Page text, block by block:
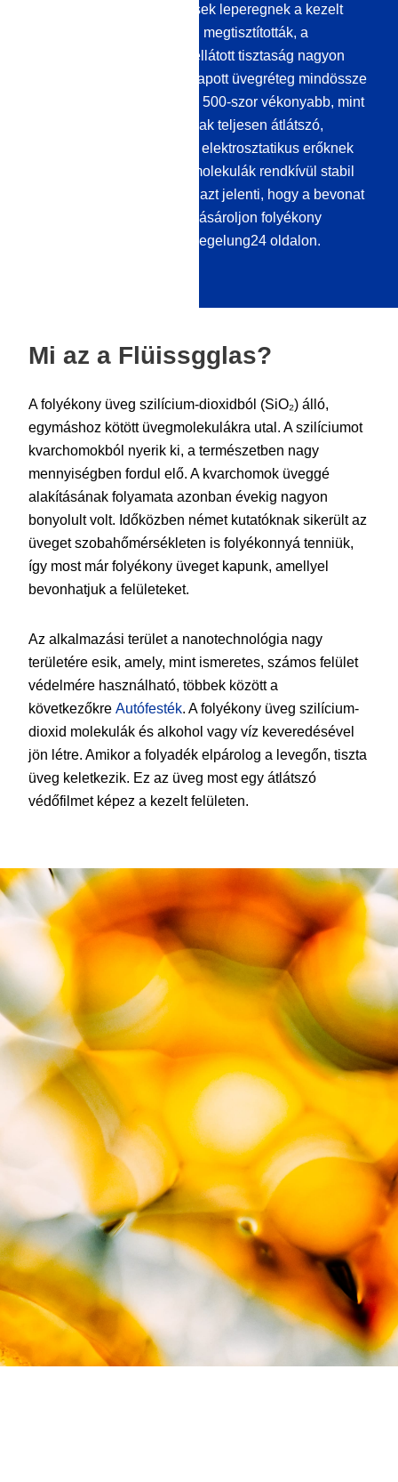
bennük lévő szennyeződések leperegnek a kezelt
felületről. Ha előzetesen jól megtisztították, a
folyékony üvegbevonattal ellátott tisztaság nagyon
sokáig megmarad. Az így kapott üvegréteg mindössze
100 nanométer vastag, ami 500-szor vékonyabb, mint
egy emberi hajszál. Nemcsak teljesen átlátszó,
hanem tapinthatatlan is. Az elektrosztatikus erőknek
köszönhetően a szilícium molekulák rendkívül stabil
szerkezeteket alkotnak: Ez azt jelenti, hogy a bevonat
nagyon hosszú ideig tart. Vásároljon folyékony
üvegtömítő anyagot a Versiegelung24 oldalon.
Mi az a Flüissgglas?
A folyékony üveg szilícium-dioxidból (SiO₂) álló,
egymáshoz kötött üvegmolekulákra utal. A szilíciumot
kvarchomokból nyerik ki, a természetben nagy
mennyiségben fordul elő. A kvarchomok üveggé
alakításának folyamata azonban évekig nagyon
bonyolult volt. Időközben német kutatóknak sikerült az
üveget szobahőmérsékleten is folyékonnyá tenniük,
így most már folyékony üveget kapunk, amellyel
bevonhatjuk a felületeket.
Az alkalmazási terület a nanotechnológia nagy
területére esik, amely, mint ismeretes, számos felület
védelmére használható, többek között a
következőkre Autófesték. A folyékony üveg szilícium-
dioxid molekulák és alkohol vagy víz keveredésével
jön létre. Amikor a folyadék elpárolog a levegőn, tiszta
üveg keletkezik. Ez az üveg most egy átlátszó
védőfilmet képez a kezelt felületen.